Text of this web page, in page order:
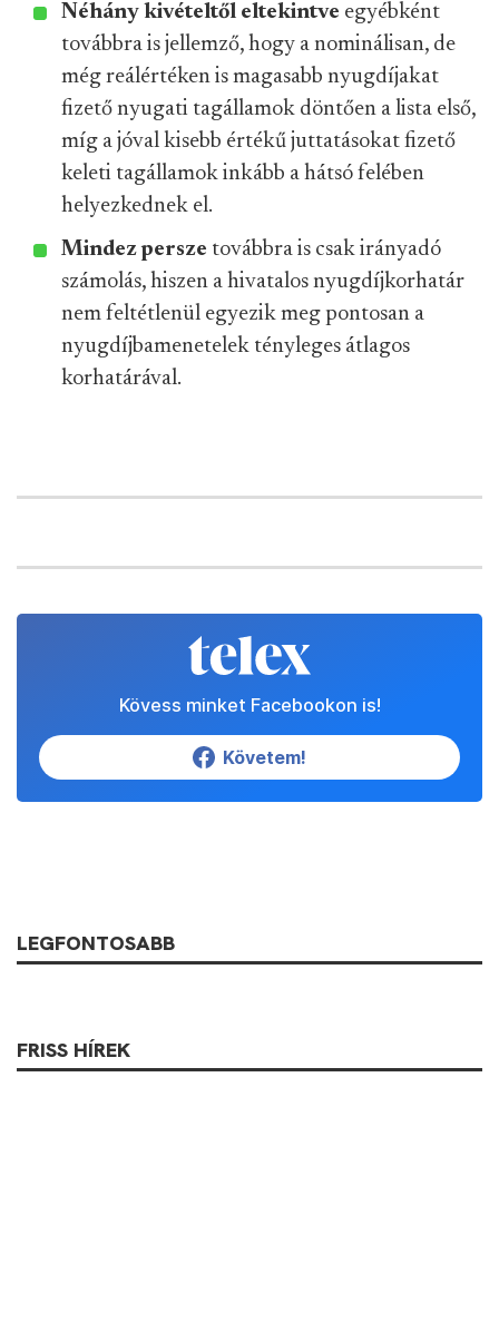
Néhány kivételtől eltekintve egyébként
továbbra is jellemző, hogy a nominálisan, de
még reálértéken is magasabb nyugdíjakat
fizető nyugati tagállamok döntően a lista első,
míg a jóval kisebb értékű juttatásokat fizető
keleti tagállamok inkább a hátsó felében
helyezkednek el.
Mindez persze továbbra is csak irányadó
számolás, hiszen a hivatalos nyugdíjkorhatár
nem feltétlenül egyezik meg pontosan a
nyugdíjbamenetelek tényleges átlagos
korhatárával.
Kövess minket Facebookon is!
Követem!
LEGFONTOSABB
FRISS HÍREK